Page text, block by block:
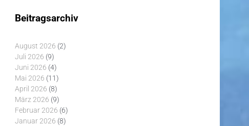
Beitragsarchiv
August 2026 (2)
Juli 2026 (9)
Juni 2026 (4)
Mai 2026 (11)
April 2026 (8)
März 2026 (9)
Februar 2026 (6)
Januar 2026 (8)